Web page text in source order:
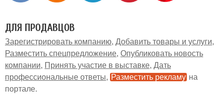
ДЛЯ ПРОДАВЦОВ
Зарегистрировать компанию Добавить товары и услуги
Разместить спецпредложение Опубликовать новость
компании
Принять участие в выставке Дать
профессиональные ответы
Разместить рекламу на
портале